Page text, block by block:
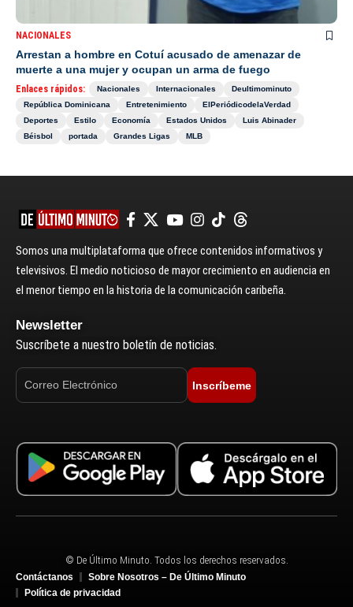
NACIONALES
Arrestan a hombre en Cotuí acusado de amenazar de
muerte a una mujer y ocupan un arma de fuego
Enlaces rápidos: Nacionales Internacionales
Deultimominuto
República Dominicana
Entretenimiento
ElPeriódicodelaVerdad
Deportes
Estilo Economía Estados Unidos
Luis Abinader
Béisbol
portada Grandes Ligas MLB
Somos una multiplataforma que ofrece contenidos informativos y
televisivos. El medio noticioso de mayor crecimiento en audiencia en
el menor tiempo en la historia de la comunicación caribeña.
Newsletter
Suscríbete a nuestro boletín de noticias.
Inscríbeme
© De Último Minuto. Todos los derechos reservados.
Contáctanos
Sobre Nosotros – De Último Minuto
Política de privacidad